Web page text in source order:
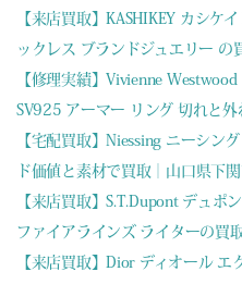
【来店買取】KASHIKEY カシケ
ックレス ブランドジュエリー の
【修理実績】Vivienne
SV925 アーマー リング 切れと
【宅配買取】Niessing ニーシン
ド価値と素材で買取｜山口県下
【来店買取】S.T.Dupont デュ
ファイアラインズ ライターの買
【来店買取】Dior ディオール